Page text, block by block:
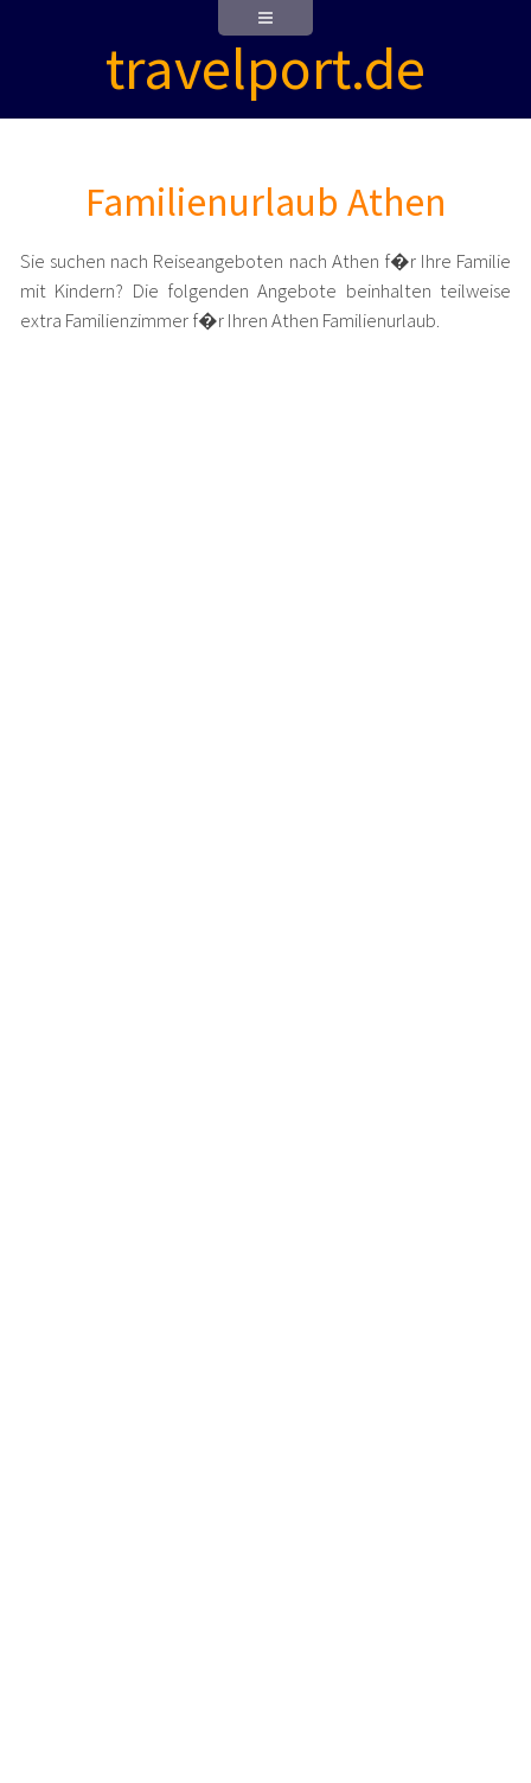
travelport.de
Familienurlaub Athen
Sie suchen nach Reiseangeboten nach Athen f�r Ihre Familie
mit Kindern? Die folgenden Angebote beinhalten teilweise
extra Familienzimmer f�r Ihren Athen Familienurlaub.